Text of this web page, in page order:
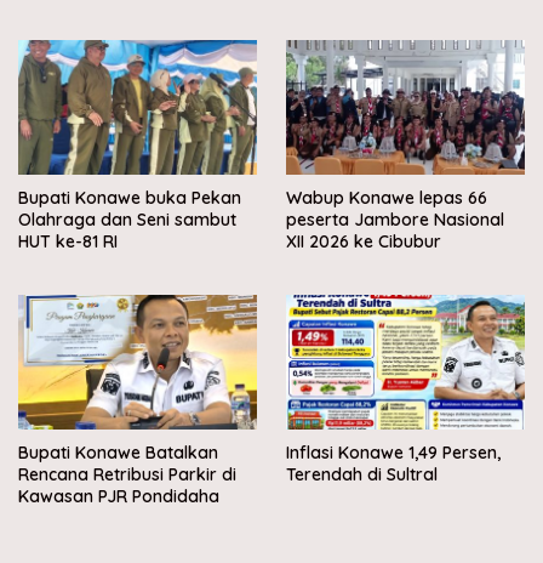
Bupati Konawe buka Pekan
Olahraga dan Seni sambut
HUT ke-81 RI
Wabup Konawe lepas 66
peserta Jambore Nasional
XII 2026 ke Cibubur
Bupati Konawe Batalkan
Rencana Retribusi Parkir di
Kawasan PJR Pondidaha
Inflasi Konawe 1,49 Persen,
Terendah di Sultral